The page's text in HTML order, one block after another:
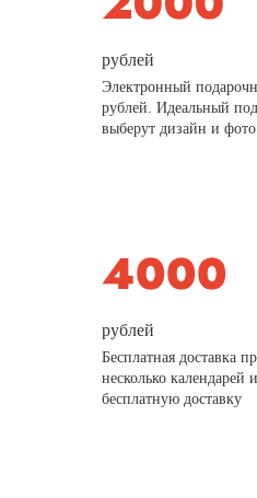
рублей
Электронный
рублей. Идеальный
выберут дизайн и фото
рублей
Бесплатная доставка
несколько
бесплатную доставку